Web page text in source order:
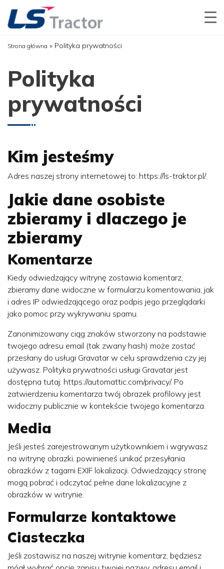
Strona główna » Polityka prywatności
Polityka
prywatności
Kim jesteśmy
Adres naszej strony internetowej to: https://ls-traktor.pl/.
Jakie dane osobiste
zbieramy i dlaczego je
zbieramy
Komentarze
Kiedy odwiedzający witrynę zostawia komentarz,
zbieramy dane widoczne w formularzu komentowania, jak
i adres IP odwiedzającego oraz podpis jego przeglądarki
jako pomoc przy wykrywaniu spamu.
Zanonimizowany ciąg znaków stworzony na podstawie
twojego adresu email (tak zwany hash) może zostać
przesłany do usługi Gravatar w celu sprawdzenia czy jej
używasz. Polityka prywatności usługi Gravatar jest
dostępna tutaj: https://automattic.com/privacy/. Po
zatwierdzeniu komentarza twój obrazek profilowy jest
widoczny publicznie w kontekście twojego komentarza.
Media
Jeśli jesteś zarejestrowanym użytkownikiem i wgrywasz
na witrynę obrazki, powinieneś unikać przesyłania
obrazków z tagami EXIF lokalizacji. Odwiedzający stronę
mogą pobrać i odczytać pełne dane lokalizacyjne z
obrazków w witrynie.
Formularze kontaktowe
Ciasteczka
Jeśli zostawisz na naszej witrynie komentarz, będziesz